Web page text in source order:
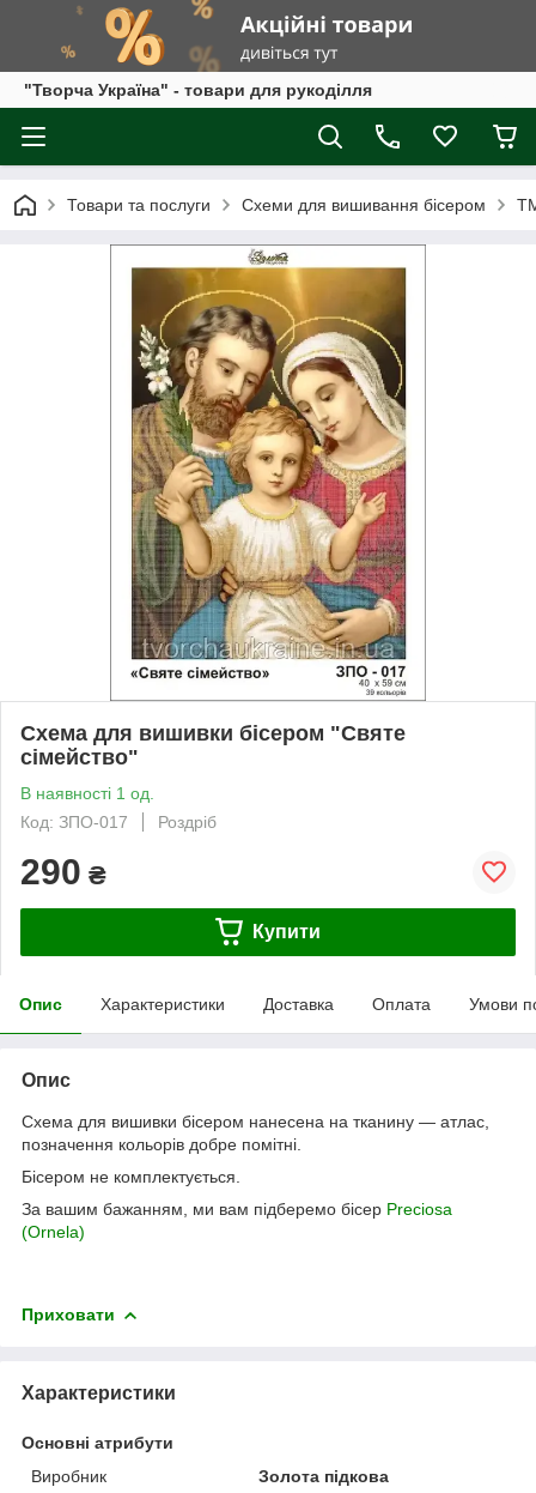
"Творча Україна" - товари для рукоділля
Товари та послуги Схеми для вишивання бісером
Схема для вишивки бісером "Святе
сімейство"
В наявності 1 од.
Код: ЗПО-017
Роздріб
290 ₴
Купити
Опис Характеристики Доставка Оплата Умови
Опис
Схема для вишивки бісером нанесена на тканину ― атлас,
позначення кольорів добре помітні.
Бісером не комплектується.
За вашим бажанням, ми вам підберемо бісер Preciosa
(Ornela)
Приховати
Характеристики
Основні атрибути
Виробник
Золота підкова